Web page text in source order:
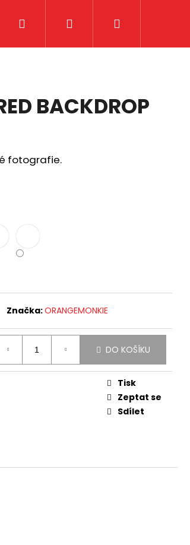
Přihlášení
BACKDROP
fotografie.
Značka:ORANGEMONKIE
DO KOŠÍKU
Tisk
Zeptat se
Sdílet